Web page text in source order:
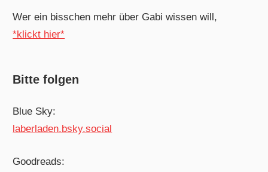
Wer ein bisschen mehr über Gabi wissen will,
*klickt hier*
Bitte folgen
Blue Sky:
laberladen.bsky.social
Goodreads: